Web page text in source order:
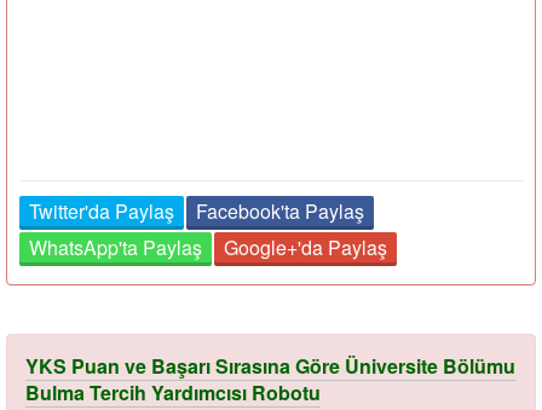
Twitter'da Paylaş
Facebook'ta Paylaş
WhatsApp'ta Paylaş
Google+'da Paylaş
YKS Puan ve Başarı Sırasına Göre Üniversite Bölümu
Bulma Tercih Yardımcısı Robotu